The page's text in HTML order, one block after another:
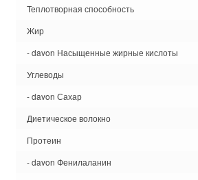
Теплотворная способность
Жир
- davon Насыщенные жирные кислоты
Углеводы
- davon Сахар
Диетическое волокно
Протеин
- davon Фенилаланин